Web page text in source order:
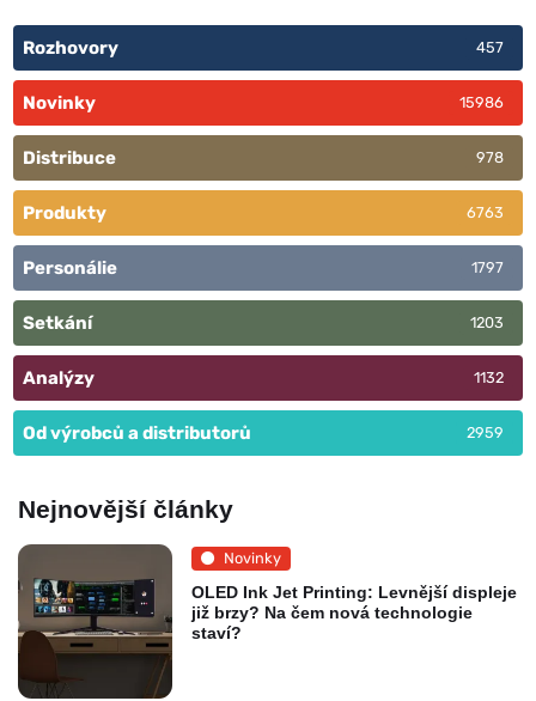
Rozhovory 457
Novinky 15986
Distribuce 978
Produkty 6763
Personálie 1797
Setkání 1203
Analýzy 1132
Od výrobců a distributorů 2959
Nejnovější články
Novinky
OLED Ink Jet Printing: Levnější displeje
již brzy? Na čem nová technologie
staví?